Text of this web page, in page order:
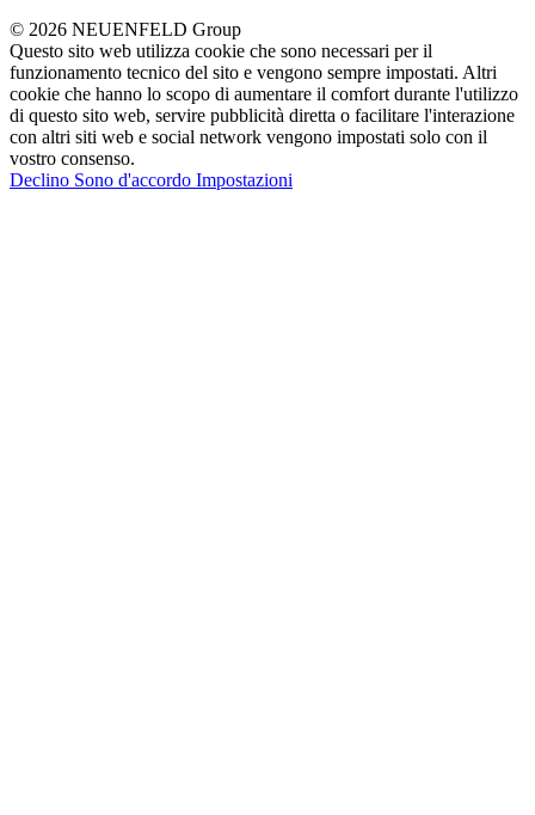
© 2026 NEUENFELD Group
Questo sito web utilizza cookie che sono necessari per il
funzionamento tecnico del sito e vengono sempre impostati. Altri
cookie che hanno lo scopo di aumentare il comfort durante l'utilizzo
di questo sito web, servire pubblicità diretta o facilitare l'interazione
con altri siti web e social network vengono impostati solo con il
vostro consenso.
Declino Sono d'accordo Impostazioni